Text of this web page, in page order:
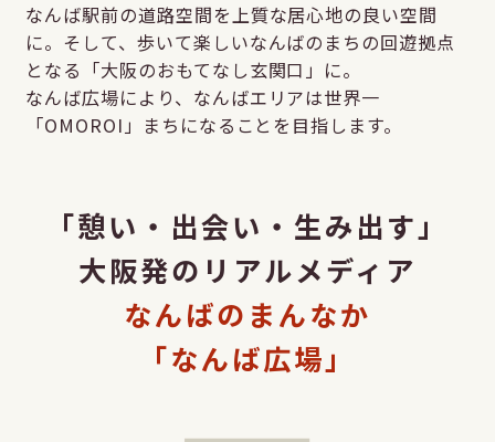
なんば駅前の道路空間を上質な居心地の良い空間
に。そして、歩いて楽しいなんばのまちの回遊拠点
となる「大阪のおもてなし玄関口」に。
なんば広場により、なんばエリアは世界一
「OMOROI」まちになることを目指します。
「憩い・出会い・生み出す」
大阪発のリアルメディア
なんばのまんなか
「なんば広場」